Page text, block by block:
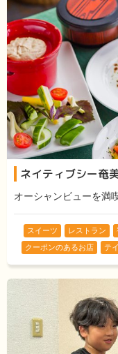
ネイティブシー奄
オーシャンビューを満
スイーツ レストラン
クーポンのあるお店
テ